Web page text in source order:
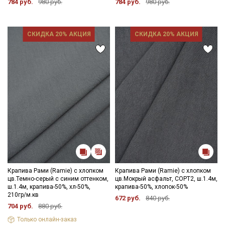
784 руб. 980 руб. 784 руб. 980 руб.
СКИДКА 20% АКЦИЯ
Крапива Рами (Ramie) с хлопком
цв.Темно-серый с синим оттенком,
ш.1.4м, крапива-50%, хл-50%,
210гр/м.кв
704 руб. 880 руб.
Только онлайн-заказ
СКИДКА 20% АКЦИЯ
Крапива Рами (Ramie) с хлопком
цв.Мокрый асфальт, СОРТ2, ш.1.4м,
крапива-50%, хлопок-50%
672 руб. 840 руб.